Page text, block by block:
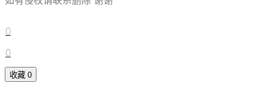
0
0
收藏 0